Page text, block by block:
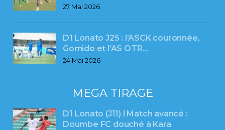
27 Mai 2026
D1 Lonato J25 : l’ASCK couronnée,
Gomido et l’AS OTR…
24 Mai 2026
MEGA TIRAGE
D1 Lonato (J11) l Match avancé :
Doumbe FC douché à Kara